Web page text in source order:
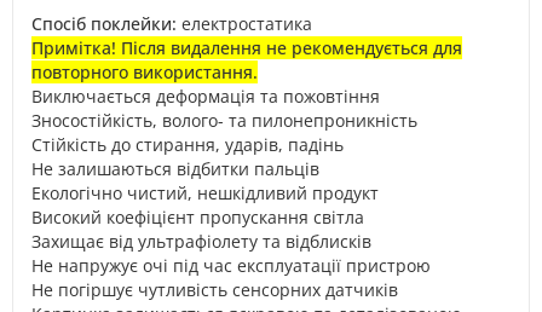
Спосіб поклейки: електростатика
Примітка! Після видалення не рекомендується для
повторного використання.
Виключається деформація та пожовтіння
Зносостійкість, волого- та пилонепроникність
Стійкість до стирання, ударів, падінь
Не залишаються відбитки пальців
Екологічно чистий, нешкідливий продукт
Високий коефіцієнт пропускання світла
Захищає від ультрафіолету та відблисків
Не напружує очі під час експлуатації пристрою
Не погіршує чутливість сенсорних датчиків